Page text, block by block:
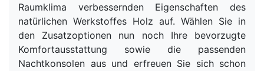
Raumklima verbessernden Eigenschaften des
natürlichen Werkstoffes Holz auf. Wählen Sie in
den Zusatzoptionen nun noch Ihre bevorzugte
Komfortausstattung sowie die passenden
Nachtkonsolen aus und erfreuen Sie sich schon